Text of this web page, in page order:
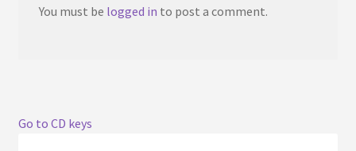
You must be logged in to post a comment.
Go to CD keys